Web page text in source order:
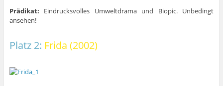
Prädikat: Eindrucksvolles Umweltdrama und Biopic. Unbedingt
ansehen!
Platz 2: Frida (2002)